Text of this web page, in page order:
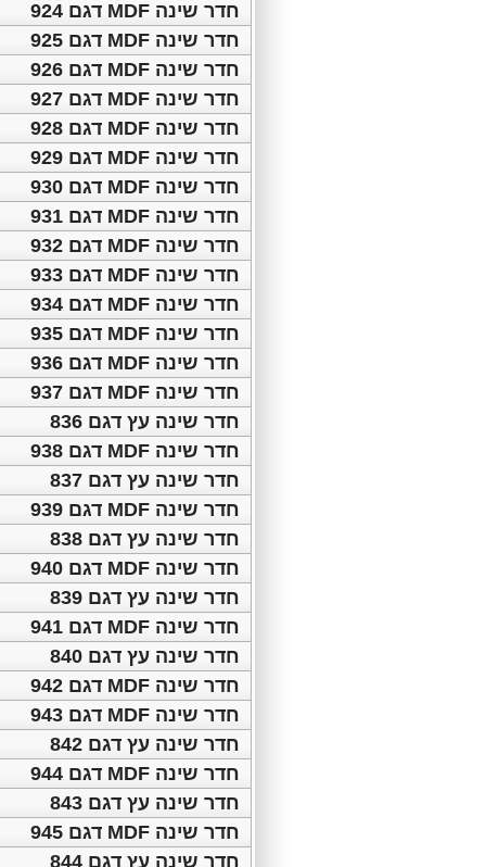
חדר שינה MDF דגם 924
חדר שינה MDF דגם 925
חדר שינה MDF דגם 926
חדר שינה MDF דגם 927
חדר שינה MDF דגם 928
חדר שינה MDF דגם 929
חדר שינה MDF דגם 930
חדר שינה MDF דגם 931
חדר שינה MDF דגם 932
חדר שינה MDF דגם 933
חדר שינה MDF דגם 934
חדר שינה MDF דגם 935
חדר שינה MDF דגם 936
חדר שינה MDF דגם 937
חדר שינה עץ דגם 836
חדר שינה MDF דגם 938
חדר שינה עץ דגם 837
חדר שינה MDF דגם 939
חדר שינה עץ דגם 838
חדר שינה MDF דגם 940
חדר שינה עץ דגם 839
חדר שינה MDF דגם 941
חדר שינה עץ דגם 840
חדר שינה MDF דגם 942
חדר שינה MDF דגם 943
חדר שינה עץ דגם 842
חדר שינה MDF דגם 944
חדר שינה עץ דגם 843
חדר שינה MDF דגם 945
חדר שינה עץ דגם 844